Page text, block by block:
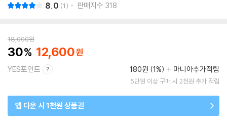
8.0 1 판매지수 318
18,000원
30 12,600
YES포인트 180원 (1%) 마니아추가적립
5만원 이상 구매 시 2천원 추가 적립
앱 다운 시 1천원 상품권